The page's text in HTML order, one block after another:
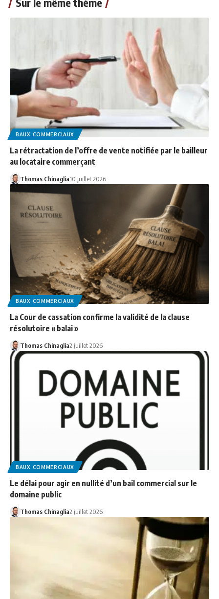
BAUX COMMERCIAUX
La rétractation de l’offre de vente notifiée par le bailleur
au locataire commerçant
Thomas Chinaglia10 juillet 2026
BAUX COMMERCIAUX
La Cour de cassation confirme la validité de la clause
résolutoire « balai »
Thomas Chinaglia2 juillet 2026
BAUX COMMERCIAUX
Le délai pour agir en nullité d’un bail commercial sur le
domaine public
Thomas Chinaglia2 juillet 2026